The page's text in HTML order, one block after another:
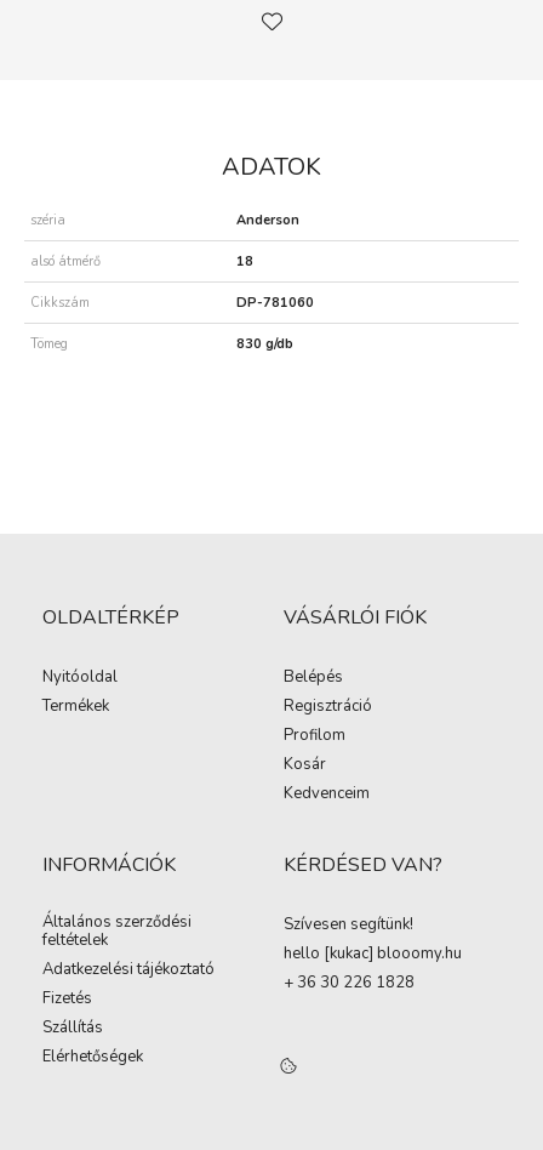
ADATOK
széria Anderson
alsó átmérő 18
Cikkszám DP-781060
Tömeg 830 g/db
OLDALTÉRKÉP
Nyitóoldal
Termékek
VÁSÁRLÓI FIÓK
Belépés
Regisztráció
Profilom
Kosár
Kedvenceim
INFORMÁCIÓK
Általános szerződési
feltételek
Adatkezelési tájékoztató
Fizetés
Szállítás
Elérhetőségek
KÉRDÉSED VAN?
Szívesen segítünk!
hello [kukac] blooomy.hu
+ 36 30 226 1828